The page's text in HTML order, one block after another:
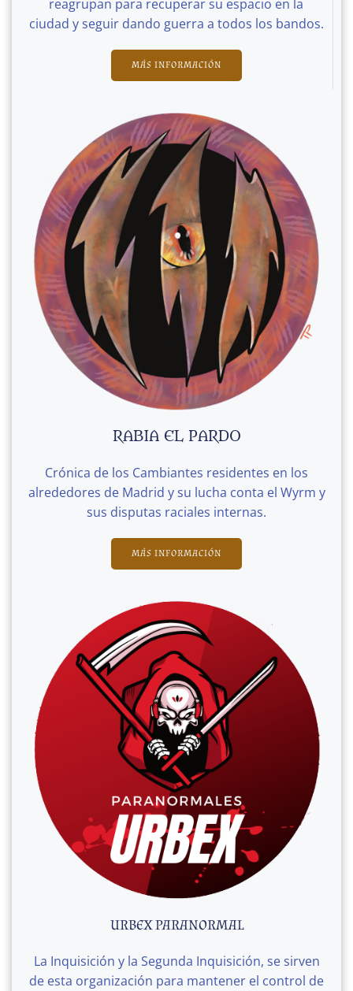
reagrupan para recuperar su espacio en la
ciudad y seguir dando guerra a todos los bandos.
MÁS INFORMACIÓN
RABIA EL PARDO
Crónica de los Cambiantes residentes en los
alrededores de Madrid y su lucha conta el Wyrm y
sus disputas raciales internas.
MÁS INFORMACIÓN
URBEX PARANORMAL
La Inquisición y la Segunda Inquisición, se sirven
de esta organización para mantener el control de